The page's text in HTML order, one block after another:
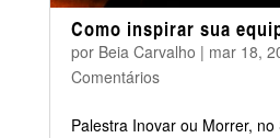
Como inspirar sua
por Beia Carvalho | mar 18,
Comentários
Palestra Inovar ou Morrer,